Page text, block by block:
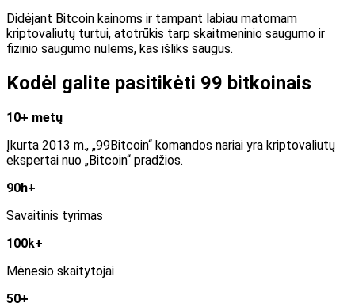
Didėjant Bitcoin kainoms ir tampant labiau matomam
kriptovaliutų turtui, atotrūkis tarp skaitmeninio saugumo ir
fizinio saugumo nulems, kas išliks saugus.
Kodėl galite pasitikėti 99 bitkoinais
10+ metų
Įkurta 2013 m., „99Bitcoin“ komandos nariai yra kriptovaliutų
ekspertai nuo „Bitcoin“ pradžios.
90h+
Savaitinis tyrimas
100k+
Mėnesio skaitytojai
50+